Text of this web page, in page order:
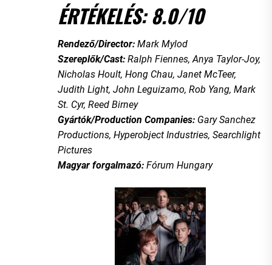
ÉRTÉKELÉS: 8.0/10
Rendező/Director: Mark Mylod
Szereplők/Cast: Ralph Fiennes, Anya Taylor-Joy,
Nicholas Hoult, Hong Chau, Janet McTeer,
Judith Light, John Leguizamo, Rob Yang, Mark
St. Cyr, Reed Birney
Gyártók/Production Companies: Gary Sanchez
Productions, Hyperobject Industries, Searchlight
Pictures
Magyar forgalmazó: Fórum Hungary